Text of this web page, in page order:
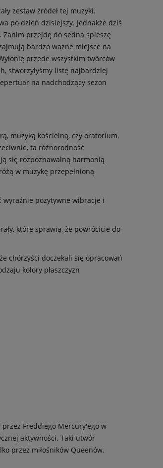
zestaw źródeł tej muzyki.
po dzień dzisiejszy. Jednakże dziś
przejdę do sedna spieszę
bardzo ważne miejsce na
przede wszystkim twórców
stworzyłyśmy listę najbardziej
na nadchodzący sezon
muzyką kościelną, czy oratorium.
ta różnorodność
się rozpoznawalną harmonią
w muzykę przepełnioną
wyraźnie pozytywne wibracje i
które sprawią, że powrócicie do
chórzyści doczekali się opracowań
kolory płaszczyzn
Freddiego Mercury'ego w
aktywności. Taki utwór
przez miłośników Queenów.